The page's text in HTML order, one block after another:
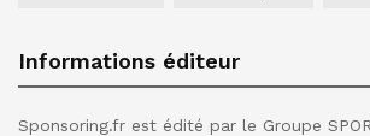
Informations éditeur
Sponsoring.fr est édité par le Groupe